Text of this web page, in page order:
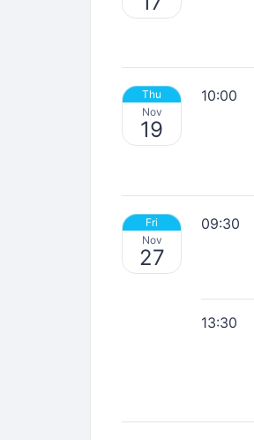
Thu
Nov
19
10:00
Fri
Nov
27
09:30
13:30